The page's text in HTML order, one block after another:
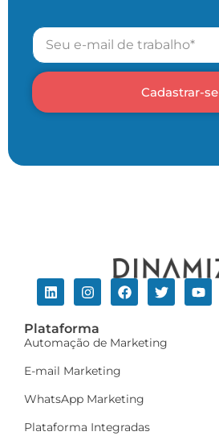
Cadastrar-se
Plataforma
Automação de Marketing
E-mail Marketing
WhatsApp Marketing
Plataforma Integradas